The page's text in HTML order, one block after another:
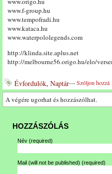
www.f-group.hu
www.tempofradi.hu
www.kataca.hu
www.waterpololegends.com
http://klinda.site.aplus.net
http://melbourne56.origo.hu/elo/
Évfordulók, Naptár---Szóljon hozzá
A végére ugorhat és hozzászólhat.
HOZZÁSZÓLÁS
Név (required)
Mail (will not be published) (required)